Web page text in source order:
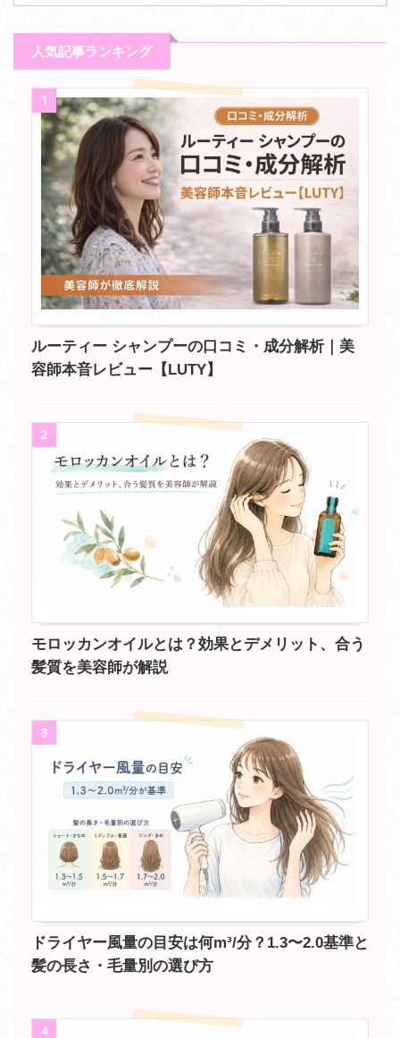
人気記事ランキング
1
ルーティー シャンプーの口コミ・成分解析｜美
容師本音レビュー【LUTY】
2
モロッカンオイルとは？効果とデメリット、合う
髪質を美容師が解説
3
ドライヤー風量の目安は何m³/分？1.3〜2.0基準と
髪の長さ・毛量別の選び方
4